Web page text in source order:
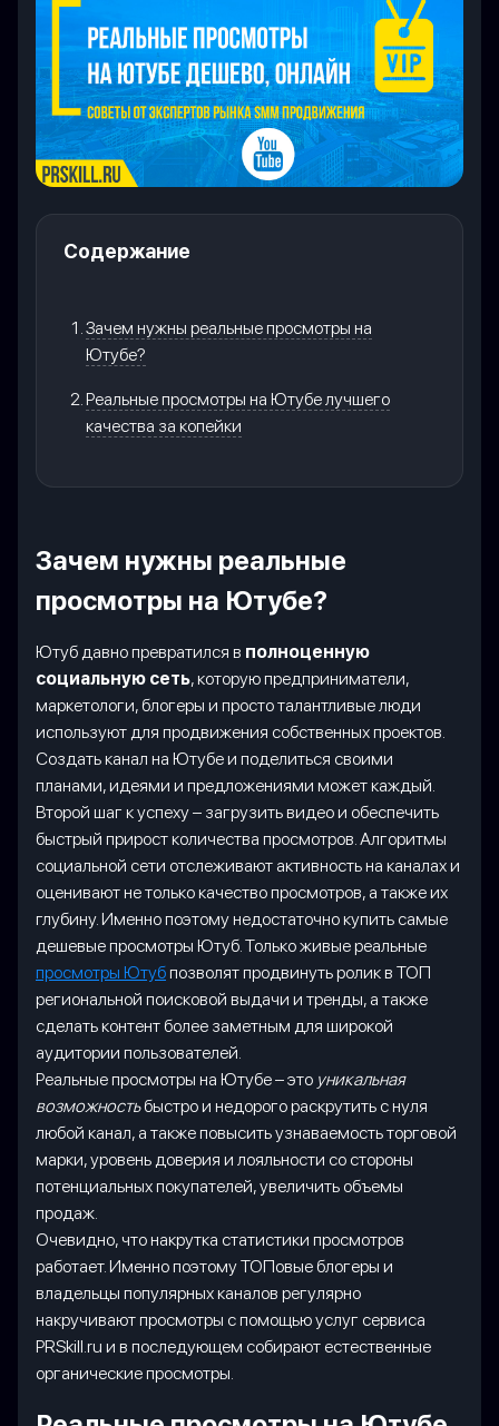
Содержание
Зачем нужны реальные просмотры на
Ютубе?
Реальные просмотры на Ютубе лучшего
качества за копейки
Зачем нужны реальные
просмотры на Ютубе?
Ютуб давно превратился в полноценную
социальную сеть, которую предприниматели,
маркетологи, блогеры и просто талантливые люди
используют для продвижения собственных проектов.
Создать канал на Ютубе и поделиться своими
планами, идеями и предложениями может каждый.
Второй шаг к успеху – загрузить видео и обеспечить
быстрый прирост количества просмотров. Алгоритмы
социальной сети отслеживают активность на каналах и
оценивают не только качество просмотров, а также их
глубину. Именно поэтому недостаточно купить самые
дешевые просмотры Ютуб. Только живые реальные
просмотры Ютубпозволят продвинуть ролик в ТОП
региональной поисковой выдачи и тренды, а также
сделать контент более заметным для широкой
аудитории пользователей.
Реальные просмотры на Ютубе – это уникальная
возможностьбыстро и недорого раскрутить с нуля
любой канал, а также повысить узнаваемость торговой
марки, уровень доверия и лояльности со стороны
потенциальных покупателей, увеличить объемы
продаж.
Очевидно, что накрутка статистики просмотров
работает. Именно поэтому ТОПовые блогеры и
владельцы популярных каналов регулярно
накручивают просмотры с помощью услуг сервиса
PRSkill.ru и в последующем собирают естественные
органические просмотры.